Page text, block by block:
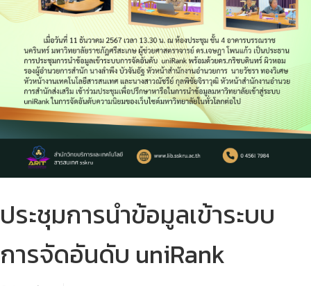
ประชุมการนำข้อมูลเข้าระบบ
การจัดอันดับ uniRank